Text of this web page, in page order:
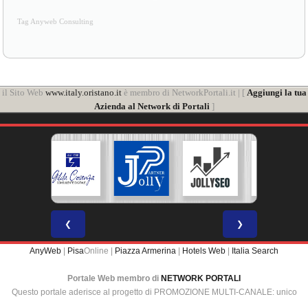
Tag Anyweb Consulting
il Sito Web www.italy.oristano.itè membro di NetworkPortali.it | [ Aggiungi la tua
Azienda al Network di Portali ]
❮ ❯
AnyWeb PisaOnline | Piazza Armerina Hotels Web Italia Search
Portale Web membro di NETWORK PORTALI
Questo portale aderisce al progetto di PROMOZIONE MULTI-CANALE: unico